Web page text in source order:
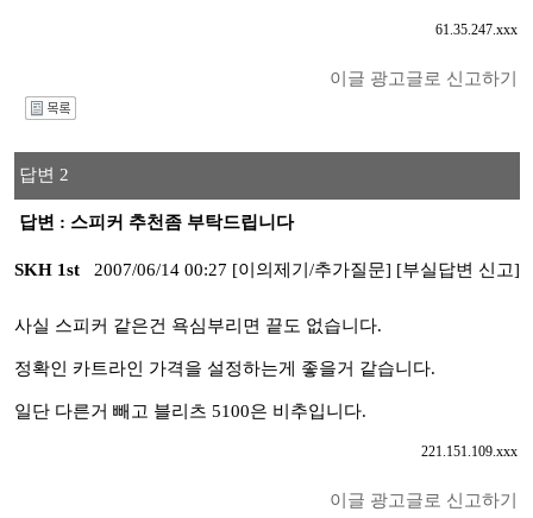
61.35.247.xxx
이글 광고글로 신고하기
답변 2
답변 : 스피커 추천좀 부탁드립니다
SKH 1st 2007/06/14 00:27 [이의제기/추가질문] [부실답변 신고]
사실 스피커 같은건 욕심부리면 끝도 없습니다.
정확인 카트라인 가격을 설정하는게 좋을거 같습니다.
일단 다른거 빼고 블리츠 5100은 비추입니다.
221.151.109.xxx
이글 광고글로 신고하기